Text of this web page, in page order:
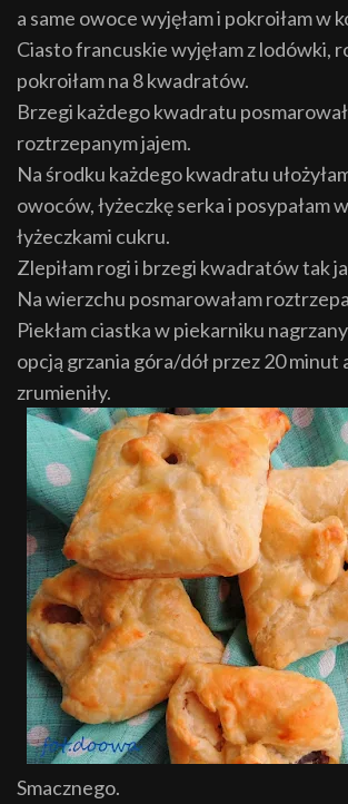
a same owoce wyjęłam i pokroiłam w
Ciasto francuskie wyjęłam z lodówki,
pokroiłam na 8 kwadratów.
Brzegi każdego kwadratu
roztrzepanym jajem.
Na środku każdego kwadratu
owoców, łyżeczkę serka i posypałam
łyżeczkami cukru.
Zlepiłam rogi i brzegi kwadratów tak
Na wierzchu posmarowałam
Piekłam ciastka w piekarniku
opcją grzania góra/dół przez 20 minut
zrumieniły.
Smacznego.